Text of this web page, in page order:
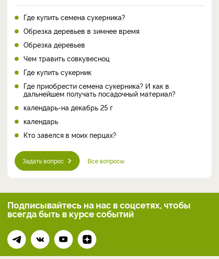
Где купить семена сукерника?
Обрезка деревьев в зимнее время
Обрезка деревьев
Чем травить совкувесноц
Где купить сукерник
Где приобрести семена сукерника? И как в
дальнейшем получать посадочный материал?
календарь-на декабрь 25 г
календарь
Кто завелся в моих перцах?
Задать вопрос Все вопросы
Подписывайтесь на нас в соцсетях, чтобы
всегдабыть в курсе событий